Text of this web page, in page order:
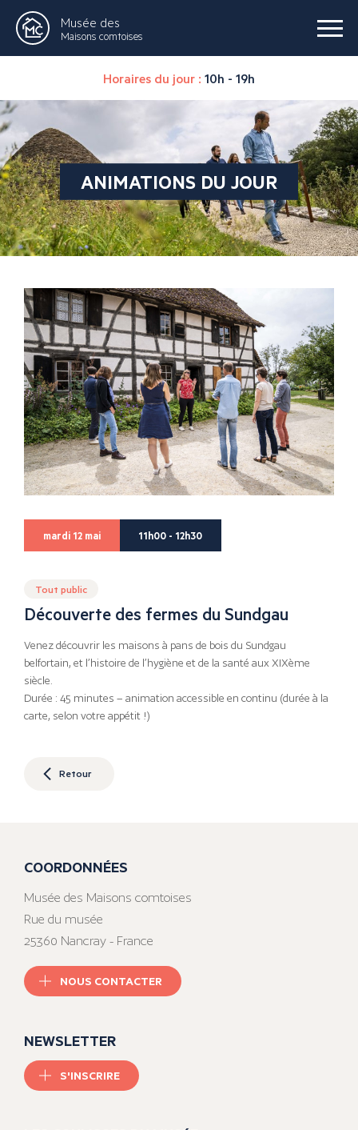
Musée des
Maisons comtoises
Horaires du jour : 10h - 19h
ANIMATIONS DU JOUR
mardi 12 mai 11h00 - 12h30
Tout public
Découverte des fermes du Sundgau
Venez découvrir les maisons à pans de bois du Sundgau
belfortain, et l’histoire de l’hygiène et de la santé aux XIXème
siècle.
Durée : 45 minutes – animation accessible en continu (durée à la
carte, selon votre appétit !)
Retour
COORDONNÉES
Musée des Maisons comtoises
Rue du musée
25360 Nancray - France
NOUS CONTACTER
NEWSLETTER
S'INSCRIRE